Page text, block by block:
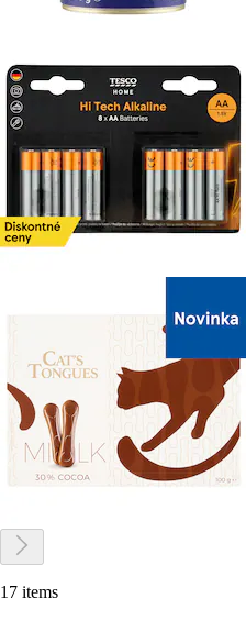
17 items